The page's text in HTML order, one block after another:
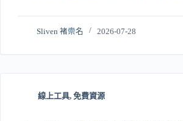
Sliven 褚崇名 2026-07-28
線上工具, 免費資源